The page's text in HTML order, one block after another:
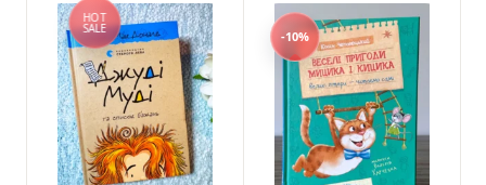
HOT
SALE
-10%